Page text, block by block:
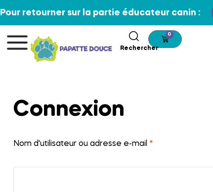
Pour retourner sur la partie éducateur canin :
Rechercher
0
Connexion
Nom d'utilisateur ou adresse e-mail *